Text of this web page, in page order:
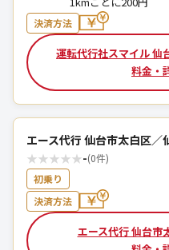
決済方法
運転代行社スマイル 仙
料金・
エース代行 仙台市太白区／
★★★★★-(0件)
初乗り
決済方法
エース代行 仙台市